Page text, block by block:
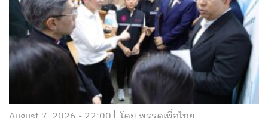
August 7, 2026 - 22:00 โดย พรรคเพื่อไทย
‘ชนก จันทาทอง’ ผู้ช่วย รมว.พม. ร่วมคณะ ‘ศ.ดร.ยศชนัน’
เยี่ยมผู้ได้รับบาดเจ็บที่โรงพยาบาล จากเหตุการณ์กราดยิง
ในโรงเรียน จ.นนทบุรี